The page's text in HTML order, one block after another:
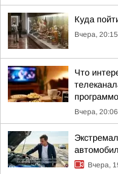
Куда
Вчера, 20:15
Что
Вчера, 20:06
Вчера,